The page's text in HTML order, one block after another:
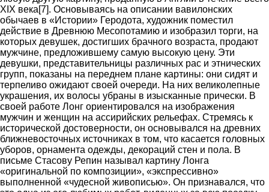
XIX века[7]. Основываясь на описании вавилонских
обычаев в «Истории» Геродота, художник поместил
действие в Древнюю Месопотамию и изобразил торги, на
которых девушек, достигших брачного возраста, продают
мужчине, предложившему самую высокую цену. Эти
девушки, представительницы различных рас и этнических
групп, показаны на переднем плане картины: они сидят и
терпеливо ожидают своей очереди. На них великолепные
украшения, их волосы убраны в изысканные прически. В
своей работе Лонг ориентировался на изображения
мужчин и женщин на ассирийских рельефах. Стремясь к
исторической достоверности, он основывался на древних
ближневосточных источниках в том, что касается головных
уборов, орнамента одежды, декораций стен и пола. В
письме Стасову Репин называл картину Лонга
«оригинальной по композиции», «экспрессивно»
выполненной «чудесной живописью». Он признавался, что